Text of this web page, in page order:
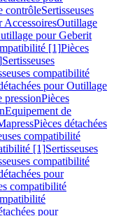
contrôleSertisseuses
AccessoiresOutillage
pour Geberit
[1]Pièces
Sertisseuses
compatibilité
pour Outillage
pressionPièces
Equipement de
Pièces détachées
compatibilité
[1]Sertisseuses
compatibilité
pour
compatibilité
pour